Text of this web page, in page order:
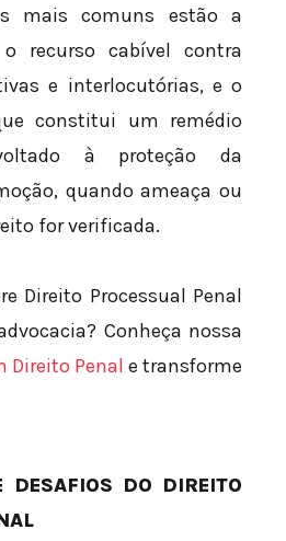
mais comuns estão a
recurso cabível contra
e interlocutórias, e o
constitui um remédio
à proteção da
quando ameaça ou
for verificada.
Direito Processual Penal
Conheça nossa
Direito Penal e transforme
DESAFIOS DO DIREITO